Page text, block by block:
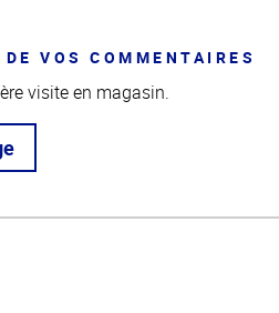
VOS COMMENTAIRES
visite en magasin.